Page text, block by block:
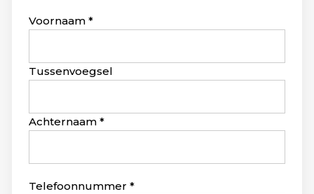
Leave
blank
Voornaam
Tussenvoegsel
Achternaam
Telefoonnummer